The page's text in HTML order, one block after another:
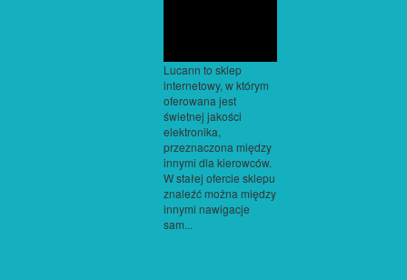
Lucann to sklep
internetowy, w którym
oferowana jest
świetnej jakości
elektronika,
przeznaczona między
innymi dla kierowców.
W stałej ofercie sklepu
znaleźć można między
innymi nawigacje
sam...